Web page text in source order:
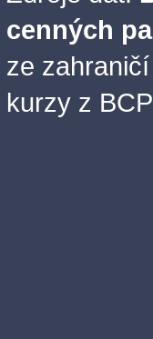
cenných
ze
kurzy z